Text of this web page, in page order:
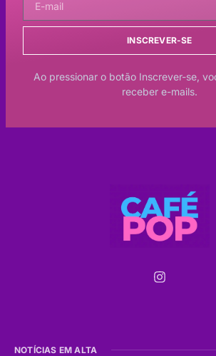
INSCREVER-SE
Ao pressionar o botão Inscrever-se,
receber e-mails.
NOTÍCIAS EM ALTA